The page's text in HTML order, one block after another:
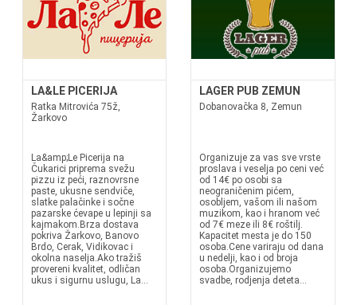
LA&LE PICERIJA
Ratka Mitrovića 75ž,
Žarkovo
La&amp;Le Picerija na
Čukarici priprema svežu
pizzu iz peći, raznovrsne
paste, ukusne sendviče,
slatke palačinke i sočne
pazarske ćevape u lepinji sa
kajmakom.Brza dostava
pokriva Žarkovo, Banovo
Brdo, Cerak, Vidikovac i
okolna naselja.Ako tražiš
provereni kvalitet, odličan
ukus i sigurnu uslugu, La...
LAGER PUB ZEMUN
Dobanovačka 8, Zemun
Organizuje za vas sve vrste
proslava i veselja po ceni već
od 14€ po osobi sa
neograničenim pićem,
osobljem, vašom ili našom
muzikom, kao i hranom već
od 7€ meze ili 8€ roštilj.
Kapacitet mesta je do 150
osoba.Cene variraju od dana
u nedelji, kao i od broja
osoba.Organizujemo
svadbe, rodjenja deteta...